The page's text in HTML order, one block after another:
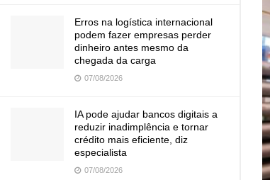
Erros na logística internacional
podem fazer empresas perder
dinheiro antes mesmo da
chegada da carga
07/08/2026
IA pode ajudar bancos digitais a
reduzir inadimplência e tornar
crédito mais eficiente, diz
especialista
07/08/2026